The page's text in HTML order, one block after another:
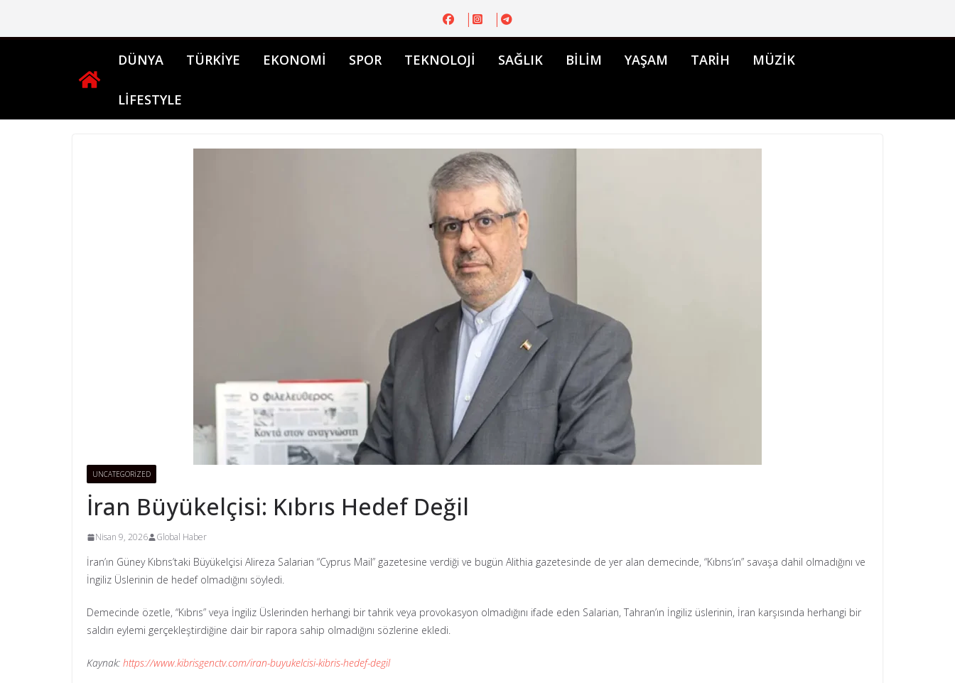
DÜNYA TÜRKİYE EKONOMİ SPOR TEKNOLOJİ SAĞLIK BİLİM YAŞAM TARİH MÜZİK
LİFESTYLE
UNCATEGORIZED
İran Büyükelçisi: Kıbrıs Hedef Değil
Nisan 9, 2026 Global Haber
İran’ın Güney Kıbrıs’taki Büyükelçisi Alireza Salarian “Cyprus Mail” gazetesine verdiği ve bugün Alithia gazetesinde de yer alan demecinde, “Kıbrıs’ın” savaşa dahil olmadığını ve
İngiliz Üslerinin de hedef olmadığını söyledi.
Demecinde özetle, “Kıbrıs” veya İngiliz Üslerinden herhangi bir tahrik veya provokasyon olmadığını ifade eden Salarian, Tahran’ın İngiliz üslerinin, İran karşısında herhangi bir
saldırı eylemi gerçekleştirdiğine dair bir rapora sahip olmadığını sözlerine ekledi.
Kaynak: https://www.kibrisgenctv.com/iran-buyukelcisi-kibris-hedef-degil